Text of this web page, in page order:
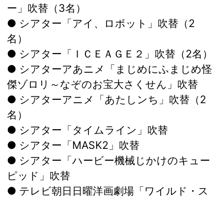
ー」吹替（3名）
● シアター「アイ、ロボット」吹替（2
名）
● シアター「ＩＣＥＡＧＥ２」吹替（2名）
● シアターアあニメ「まじめにふまじめ怪
傑ゾロリ～なぞのお宝大さくせん」吹替
● シアターアニメ「あたしンち」吹替（2
名）
● シアター「タイムライン」吹替
● シアター「MASK2」吹替
● シアター「ハービー機械じかけのキュー
ピッド」吹替
● テレビ朝日日曜洋画劇場「ワイルド・ス